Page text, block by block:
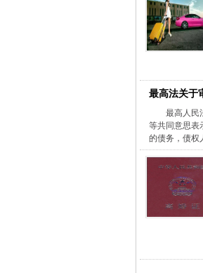
最高法关于
最高人民
等共同意思表
的债务，债权